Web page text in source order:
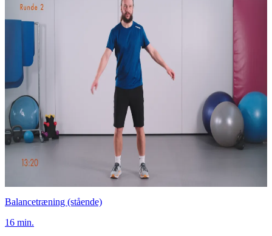
Balancetræning (stående)
16 min.